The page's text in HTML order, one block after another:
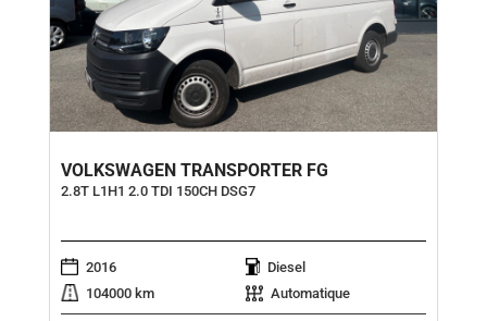
VOLKSWAGEN TRANSPORTER FG
2.8T L1H1 2.0 TDI 150CH DSG7
2016
Diesel
104000 km
Automatique